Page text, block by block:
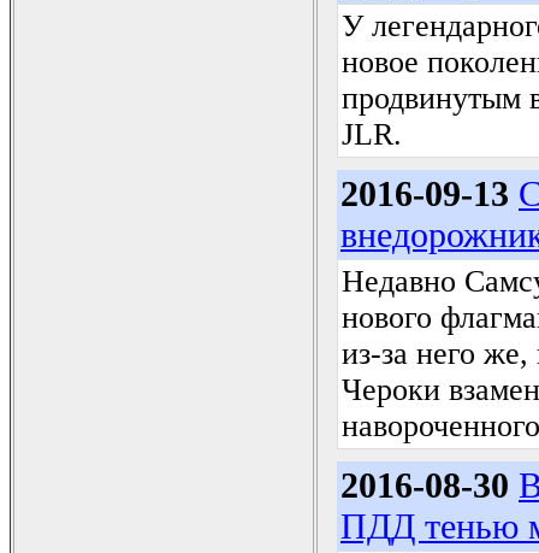
У
новое
продвинутым
JLR.
2016-09-13
Недавно
нового
из-за него
Чероки
2016-08-30
ПДД тенью